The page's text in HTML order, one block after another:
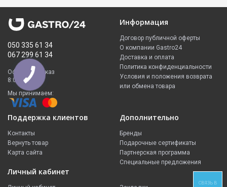
050 335 61 34
067 299 61 34
Оформить заказ
8:00 - 23:00
Мы принимаем:
Информация
Договор публичной оферты
О компании Gastro24
Доставка и оплата
Политика конфиденциальности
Условия и положения возврата
или обмена товара
Поддержка клиентов
Контакты
Вернуть товар
Карта сайта
Дополнительно
Бренды
Подарочные сертификаты
Партнерская программа
Специальные предложения
Личный кабинет
СВЯЗЬ В